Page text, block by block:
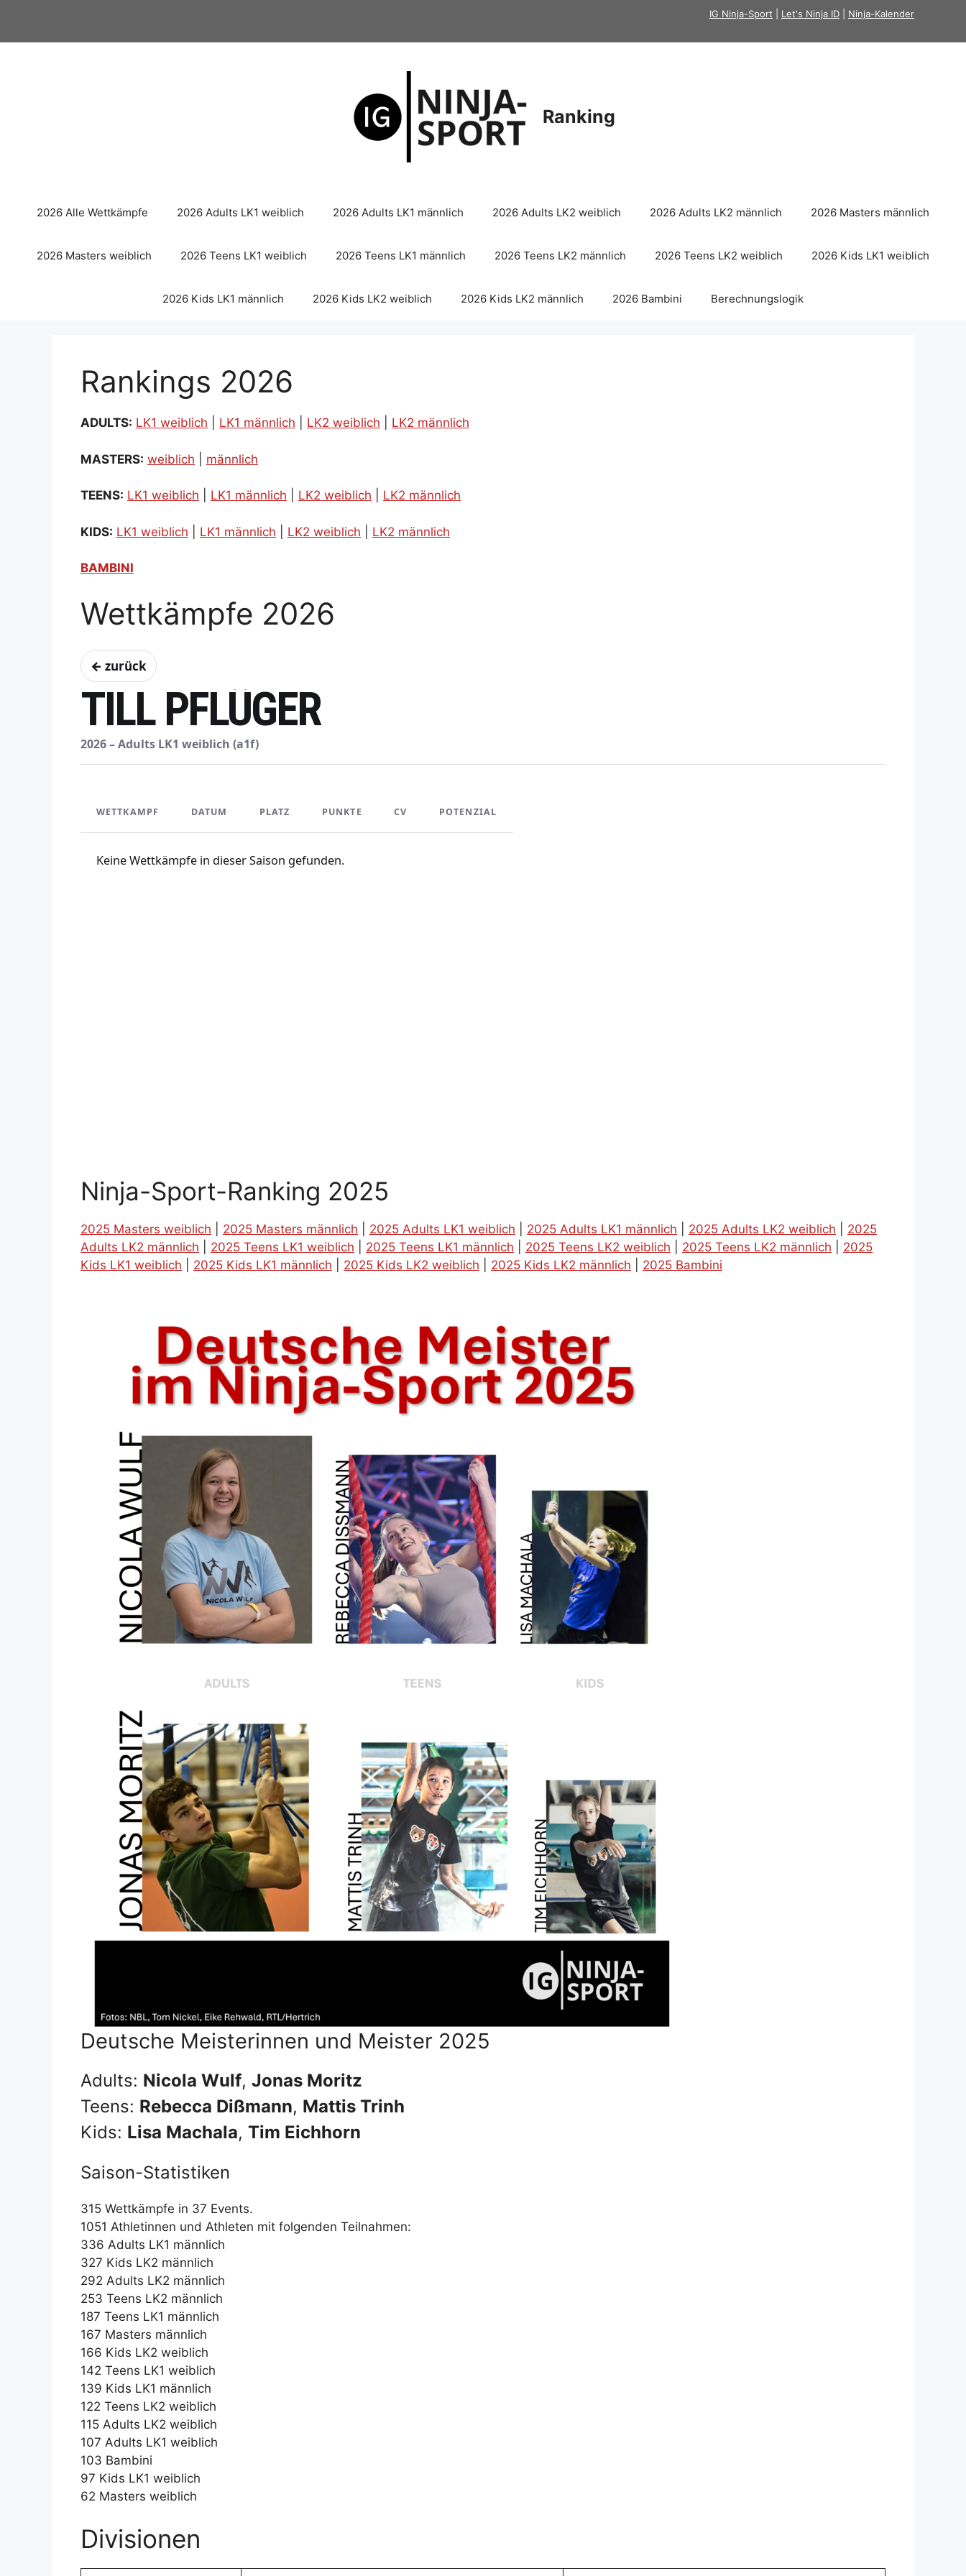
springen
IG Ninja-Sport Let's Ninja ID Ninja-Kalender
Ranking
2026 Alle Wettkämpfe 2026 Adults LK1 weiblich 2026 Adults LK1 männlich 2026 Adults LK2 weiblich 2026 Adults LK2 männlich 2026 Masters männlich
2026 Masters weiblich 2026 Teens LK1 weiblich 2026 Teens LK1 männlich 2026 Teens LK2 männlich 2026 Teens LK2 weiblich 2026 Kids LK1 weiblich
2026 Kids LK1 männlich 2026 Kids LK2 weiblich 2026 Kids LK2 männlich 2026 Bambini Berechnungslogik
Rankings 2026
ADULTS: LK1 weiblich LK1 männlich LK2 weiblich LK2 männlich
MASTERS: weiblich männlich
TEENS: LK1 weiblich LK1 männlich LK2 weiblich LK2 männlich
KIDS: LK1 weiblich LK1 männlich LK2 weiblich LK2 männlich
BAMBINI
Wettkämpfe 2026
← zurück
TILL PFLÜGER
2026 – Adults LK1 weiblich (a1f)
WETTKAMPF DATUM PLATZ PUNKTE CV POTENZIAL
Keine Wettkämpfe in dieser Saison gefunden.
Ninja-Sport-Ranking 2025
2025 Masters weiblich 2025 Masters männlich 2025 Adults LK1 weiblich 2025 Adults LK1 männlich 2025 Adults LK2 weiblich
2025
Adults LK2 männlich
2025 Teens LK1 weiblich 2025 Teens LK1 männlich 2025 Teens LK2 weiblich 2025 Teens LK2 männlich
2025
Kids LK1 weiblich
2025 Kids LK1 männlich 2025 Kids LK2 weiblich 2025 Kids LK2 männlich 2025 Bambini
Deutsche Meisterinnen und Meister 2025
Adults: Nicola Wulf, Jonas Moritz
Teens: Rebecca Dißmann, Mattis Trinh
Kids: Lisa Machala, Tim Eichhorn
Saison-Statistiken
315 Wettkämpfe in 37 Events.
1051 Athletinnen und Athleten mit folgenden Teilnahmen:
336 Adults LK1 männlich
327 Kids LK2 männlich
292 Adults LK2 männlich
253 Teens LK2 männlich
187 Teens LK1 männlich
167 Masters männlich
166 Kids LK2 weiblich
142 Teens LK1 weiblich
139 Kids LK1 männlich
122 Teens LK2 weiblich
115 Adults LK2 weiblich
107 Adults LK1 weiblich
103 Bambini
97 Kids LK1 weiblich
62 Masters weiblich
Divisionen